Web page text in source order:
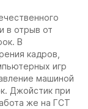
в отрыв от
В
кадров,
игр
машиной
Джойстик при
же на ГСТ